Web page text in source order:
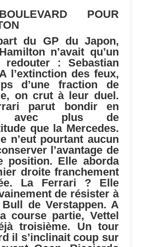
POUR
du GP du Japon,
n’avait qu’un
: Sebastian
l’extinction des feux,
d’une fraction de
on crut à leur duel.
parut bondir en
avec plus de
que la Mercedes.
n’eut pourtant aucun
l’avantage de
position. Elle aborda
droite franchement
La Ferrari ? Elle
de résister à
Bull de Verstappen. A
course partie, Vettel
troisième. Un tour
il s’inclinait coup sur